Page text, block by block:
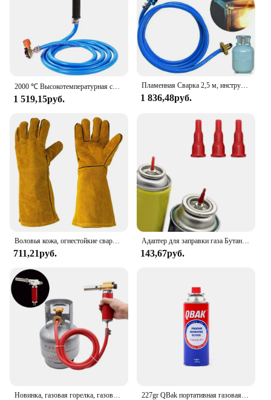
1 519,15руб.
Пламенная Сварка 2,5 м, инструмент для пайки из меди и алюминия, Сжиженный пропановый газ, товар для плавления драгоценных металлов
1 836,48руб.
711,21руб.
Адаптер для заправки газа Бутановая Зажигалка газовый адаптер простая в установке кассета плита адаптер для кемпинга рыбалки барбекю походов кухни
143,67руб.
227gr QBak портативная газовая Бутановая лампа, совместимая с портативной кухонной горелкой, паяльными горелками, освещением для кемпинга